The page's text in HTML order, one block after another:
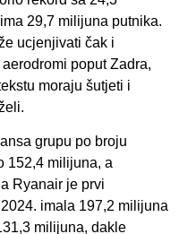
29,7 milijuna putnika.
ucjenjivati čak i
poput Zadra,
moraju šutjeti i
grupu po broju
152,4 milijuna, a
Ryanair je prvi
imala 197,2 milijuna
milijuna, dakle